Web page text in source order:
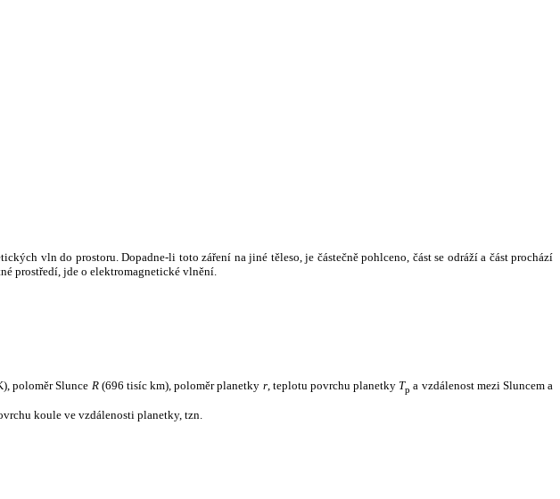
vln do prostoru. Dopadne-li toto záření na jiné těleso, je částečně pohlceno, část se odráží a část prochází
prostředí, jde o elektromagnetické vlnění.
poloměr Slunce R(696 tisíc km), poloměr planetky r, teplotu povrchu planetky Tp a vzdálenost mezi Sluncem a
koule ve vzdálenosti planetky, tzn.